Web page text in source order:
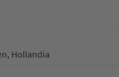
Hollandia